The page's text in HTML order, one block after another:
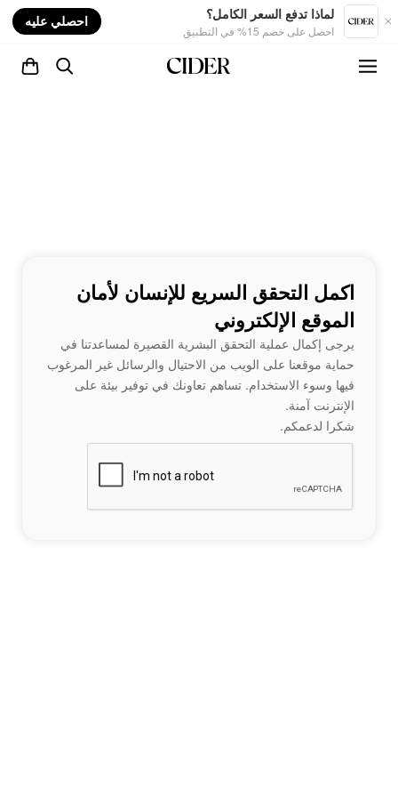
لماذا تدفع السعر الكامل؟
احصل على خصم 15% في التطبيق
احصلي عليه
اكمل التحقق السريع للإنسان لأمان
الموقع الإلكتروني
يرجى إكمال عملية التحقق البشرية القصيرة لمساعدتنا في
حماية موقعنا على الويب من الاحتيال والرسائل غير المرغوب
فيها وسوء الاستخدام. تساهم تعاونك في توفير بيئة على
الإنترنت آمنة.
شكرا لدعمكم.